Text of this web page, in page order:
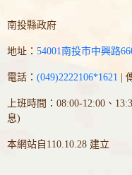
南投縣政府
地址： 54001南投市中興路
電話： (049)2222106*1621 |
上班時間：08:00-12:00、
息)
本網站自110.10.28 建立